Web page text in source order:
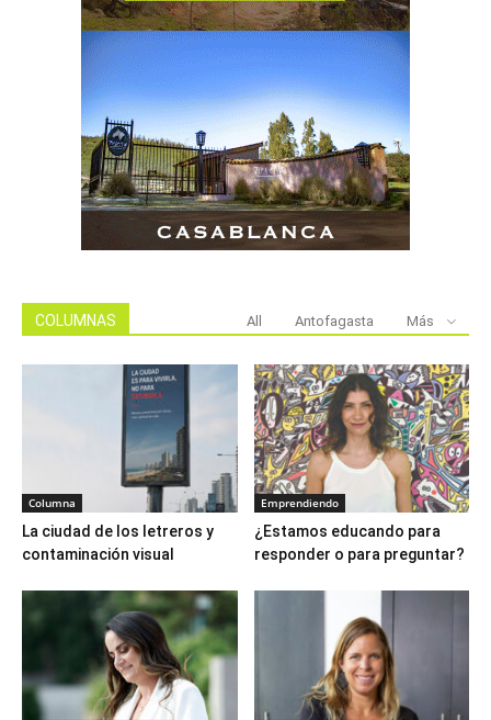
COLUMNAS All Antofagasta Más
Columna
La ciudad de los letreros y
contaminación visual
Emprendiendo
¿Estamos educando para
responder o para preguntar?